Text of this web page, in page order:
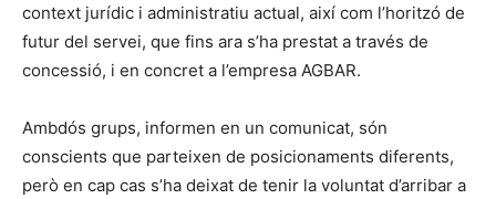
context jurídic i administratiu actual, així com l’horitzó de
futur del servei, que fins ara s’ha prestat a través de
concessió, i en concret a l’empresa AGBAR.
Ambdós grups, informen en un comunicat, són
conscients que parteixen de posicionaments diferents,
però en cap cas s’ha deixat de tenir la voluntat d’arribar a